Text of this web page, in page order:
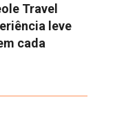
Travel
leve
cada